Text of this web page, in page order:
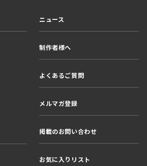
ニュース
制作者様へ
よくあるご質問
メルマガ登録
掲載のお問い合わせ
お気に入りリスト